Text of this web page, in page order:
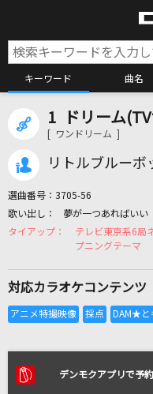
キーワード 曲名
カ
カラ
リアルタイム
放課後ティータイム
1 ドリーム
[ ワンドリーム ]
リトルブルー
選曲番号： 3705-56
夢が一つあればいい
テレビ東京系6局
プニングテーマ
対応カラオケコンテンツ
デンモクアプリで予約